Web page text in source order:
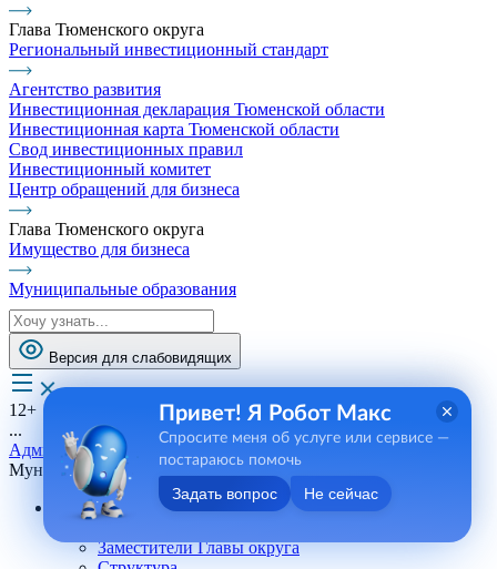
Глава Тюменского округа
Региональный инвестиционный стандарт
Агентство развития
Инвестиционная декларация Тюменской области
Инвестиционная карта Тюменской области
Свод инвестиционных правил
Инвестиционный комитет
Центр обращений для бизнеса
Глава Тюменского округа
Имущество для бизнеса
Муниципальные образования
Версия для слабовидящих
12+
...
Администрация
Муниципальные учреждения
Администрация
Заместители Главы округа
Привет! Я Робот Макс
Спросите меня об услуге или сервисе —
постараюсь помочь
Задать вопрос Не сейчас